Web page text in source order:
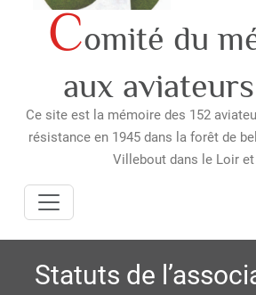
Comité du
aux
Ce site est la mémoire des 152
résistance en 1945 dans la forêt de
Villebout dans le Loir et
Statuts de